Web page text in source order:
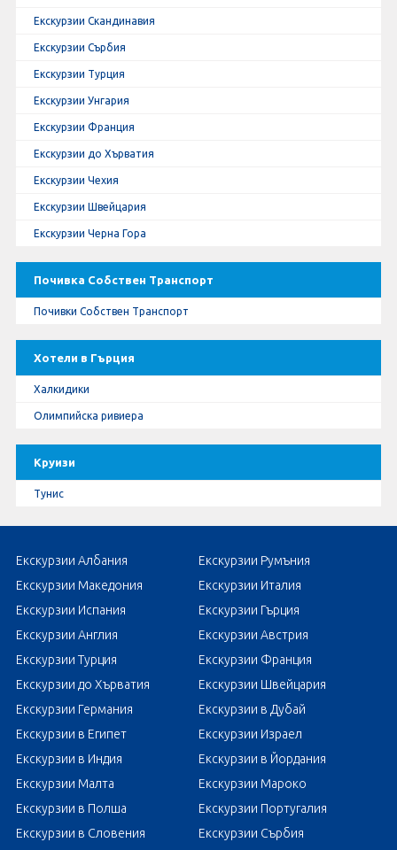
Екскурзии Скандинавия
Екскурзии Сърбия
Екскурзии Турция
Екскурзии Унгария
Екскурзии Франция
Екскурзии до Хърватия
Екскурзии Чехия
Екскурзии Швейцария
Екскурзии Черна Гора
Почивка Собствен Транспорт
Почивки Собствен Транспорт
Хотели в Гърция
Халкидики
Олимпийска ривиера
Круизи
Тунис
Екскурзии Албания
Екскурзии Румъния
Екскурзии Македония
Екскурзии Италия
Екскурзии Испания
Екскурзии Гърция
Екскурзии Англия
Екскурзии Австрия
Екскурзии Турция
Екскурзии Франция
Екскурзии до Хърватия
Екскурзии Швейцария
Екскурзии Германия
Екскурзии в Дубай
Екскурзии в Египет
Екскурзии Израел
Екскурзии в Индия
Екскурзии в Йордания
Екскурзии Малта
Екскурзии Мароко
Екскурзии в Полша
Екскурзии Португалия
Екскурзии в Словения
Екскурзии Сърбия